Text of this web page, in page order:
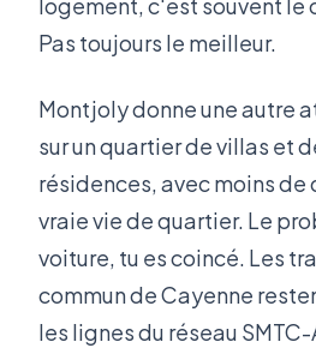
logement, c'est souvent le
Pas toujours le meilleur.
Montjoly donne une autre
sur un quartier de villas et
résidences, avec moins de
vraie vie de quartier. Le
voiture, tu es coincé. Les
commun de Cayenne
les lignes du réseau